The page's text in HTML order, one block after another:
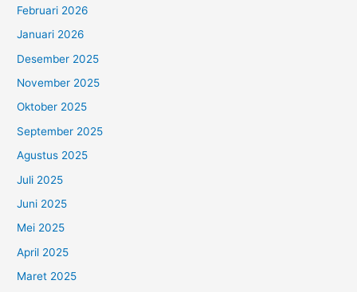
Februari 2026
Januari 2026
Desember 2025
November 2025
Oktober 2025
September 2025
Agustus 2025
Juli 2025
Juni 2025
Mei 2025
April 2025
Maret 2025